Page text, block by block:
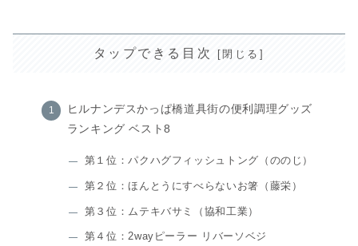
タップできる目次
ヒルナンデスかっぱ橋道具街の便利調理グッズ
ランキング ベスト8
第１位：パクハグフィッシュトング（ののじ）
第２位：ほんとうにすべらないお箸（藤栄）
第３位：ムテキバサミ（協和工業）
第４位：2wayピーラー リバーソベジ